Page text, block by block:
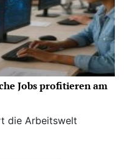
Jobs profitieren am
die Arbeitswelt